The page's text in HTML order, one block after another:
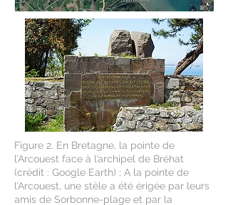
Figure 2. En Bretagne, la pointe de
l’Arcouest face à l’archipel de Bréhat
(crédit : Google Earth) ; A la pointe de
l’Arcouest, une stèle a été érigée par leurs
amis de Sorbonne-plage et par la